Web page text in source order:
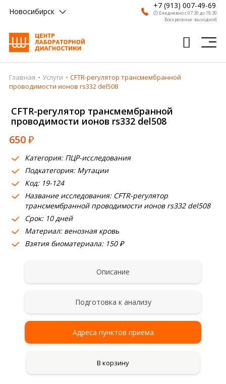
Новосибирск
+7 (913) 007-49-69
🕗 Ежедневно с 07:30 до 18:30
Воскресенье: выходной
Главная
Врачи
Получить результат
Пациентам
О компании
Где сдать
Партнерам
Главная Услуги
CFTR-регулятор трансмембранной
проводимости ионов rs332 del508
CFTR-регулятор трансмембранной
проводимости ионов rs332 del508
650₽
Категория: ПЦР-исследования
Подкатегория: Мутации
Код: 19-124
Название исследования: CFTR-регулятор
трансмембранной проводимости ионов rs332 del508
Срок: 10 дней
Материал: венозная кровь
Взятия биоматериала: 150 ₽
Описание
Подготовка к анализу
Адреса пунктов приема
В корзину